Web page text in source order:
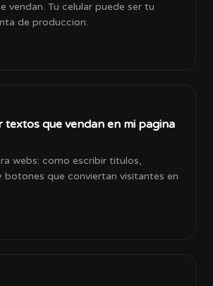
vendan. Tu celular puede ser tu
de produccion.
textos que vendan en mi pagina
webs: como escribir titulos,
botones que conviertan visitantes en